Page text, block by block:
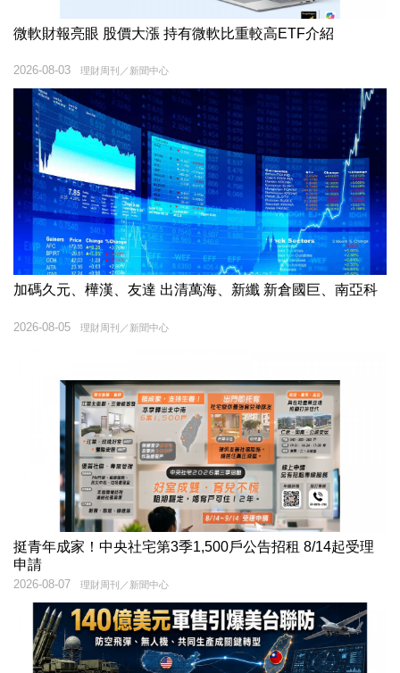
微軟財報亮眼 股價大漲 持有微軟比重較高ETF介紹
理財周刊／新聞中心
2026-08-03
加碼久元、樺漢、友達 出清萬海、新纖 新倉國巨、南亞科
理財周刊／新聞中心
2026-08-05
挺青年成家！中央社宅第3季1,500戶公告招租 8/14起受理
申請
理財周刊／新聞中心
2026-08-07